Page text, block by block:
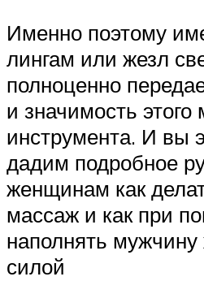
Именно поэтому
лингам или жезл
полноценно
и значимость этого
инструмента. И вы
дадим подробное
женщинам как
массаж и как при
наполнять
силой